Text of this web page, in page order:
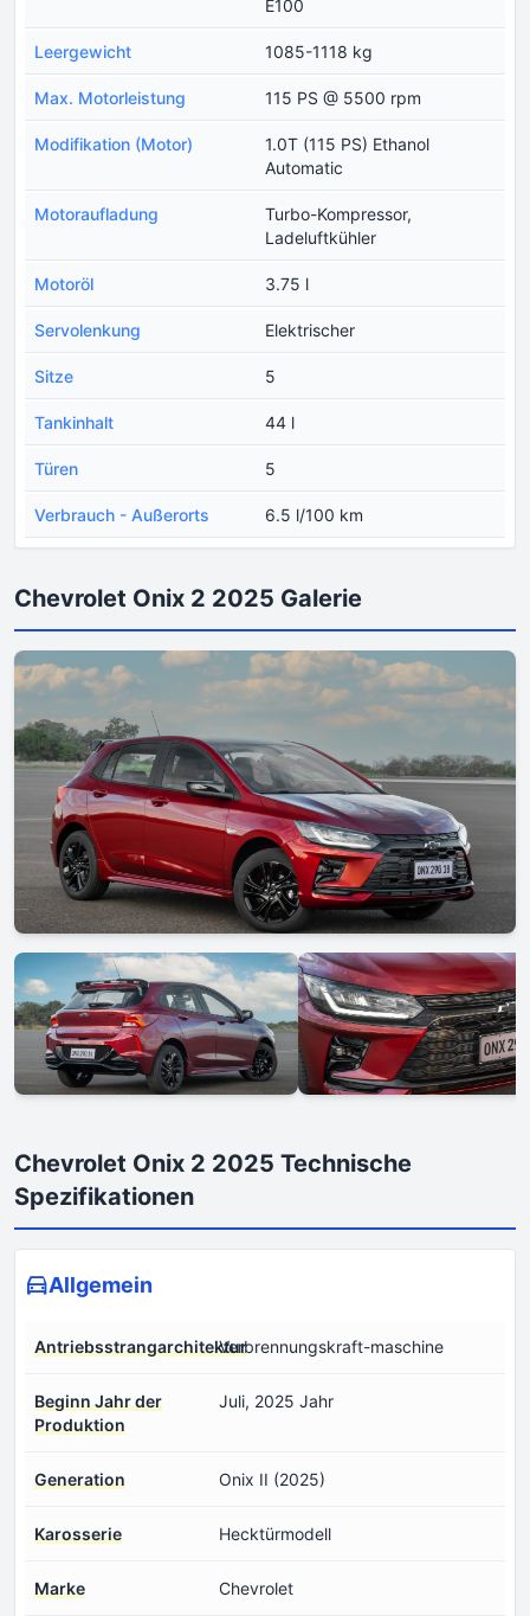
E100
Leergewicht 1085-1118 kg
Max. Motorleistung 115 PS @ 5500 rpm
Modifikation (Motor)
1.0T (115 PS) Ethanol
Automatic
Motoraufladung
Turbo-Kompressor,
Ladeluftkühler
Motoröl 3.75 l
Servolenkung Elektrischer
Sitze 5
Tankinhalt 44 l
Türen 5
Verbrauch - Außerorts 6.5 l/100 km
Chevrolet Onix 2 2025 Galerie
Chevrolet Onix 2 2025 Technische
Spezifikationen
Allgemein
AntriebsstrangarchitekturVerbrennungskraft-maschine
Beginn Jahr der
Produktion
Juli, 2025 Jahr
Generation Onix II (2025)
Karosserie Hecktürmodell
Marke Chevrolet